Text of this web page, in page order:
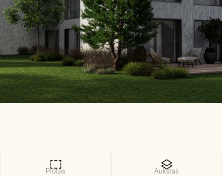
Plotas
Aukštas